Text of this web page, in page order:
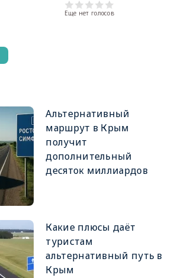
Еще нет голосов
Альтернативный
маршрут в Крым
получит
дополнительный
десяток миллиардов
Какие плюсы даёт
туристам
альтернативный путь в
Крым